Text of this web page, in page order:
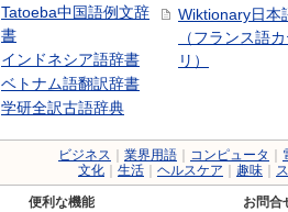
Tatoeba中国語例文辞
書
インドネシア語辞書
ベトナム語翻訳辞書
学研全訳古語辞典
Wiktionary日本
（フランス語
リ）
ビジネス 業界用語 コンピュータ
文化
生活 ヘルスケア 趣味
便利な機能
お問合